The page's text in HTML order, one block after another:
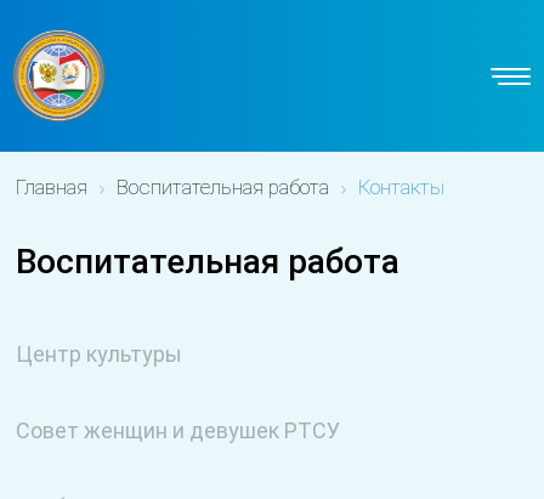
Главная Воспитательная работа Контакты
Воспитательная работа
Центр культуры
Совет женщин и девушек РТСУ